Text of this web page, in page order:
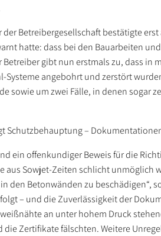
der Betreibergesellschaft bestätigte
hatte: dass bei den Bauarbeiten
Betreiber gibt nun erstmals zu, dass
Systeme angebohrt und zerstört
sowie um zwei Fälle, in denen sogar
Schutzbehauptung –
ein offenkundiger Beweis für die
aus Sowjet-Zeiten schlicht unmöglich
den Betonwänden zu beschädigen“,
– und die Zuverlässigkeit der
an unter hohem Druck
die Zertifikate fälschten. Weitere